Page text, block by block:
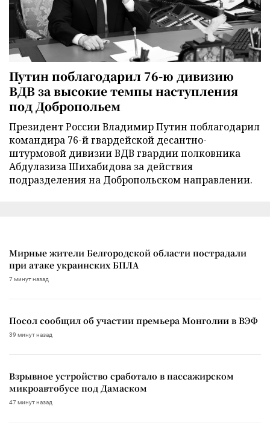
Путин поблагодарил 76-ю дивизию
ВДВ за высокие темпы наступления
под Добропольем
Президент России Владимир Путин поблагодарил
командира 76-й гвардейской десантно-
штурмовой дивизии ВДВ гвардии полковника
Абдулазиза Шихабидова за действия
подразделения на Добропольском направлении.
Мирные жители Белгородской области пострадали
при атаке украинских БПЛА
7 минут назад
Посол сообщил об участии премьера Монголии в ВЭФ
39 минут назад
Взрывное устройство сработало в пассажирском
микроавтобусе под Дамаском
47 минут назад